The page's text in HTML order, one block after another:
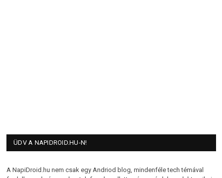
ÜDV A NAPIDROID.HU-N!
A NapiDroid.hu nem csak egy Andriod blog, mindenféle tech témával